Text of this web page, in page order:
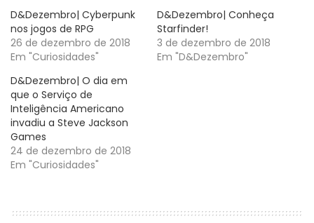
D&Dezembro| Cyberpunk
nos jogos de RPG
26 de dezembro de 2018
Em "Curiosidades"
D&Dezembro| Conheça
Starfinder!
3 de dezembro de 2018
Em "D&Dezembro"
D&Dezembro| O dia em
que o Serviço de
Inteligência Americano
invadiu a Steve Jackson
Games
24 de dezembro de 2018
Em "Curiosidades"